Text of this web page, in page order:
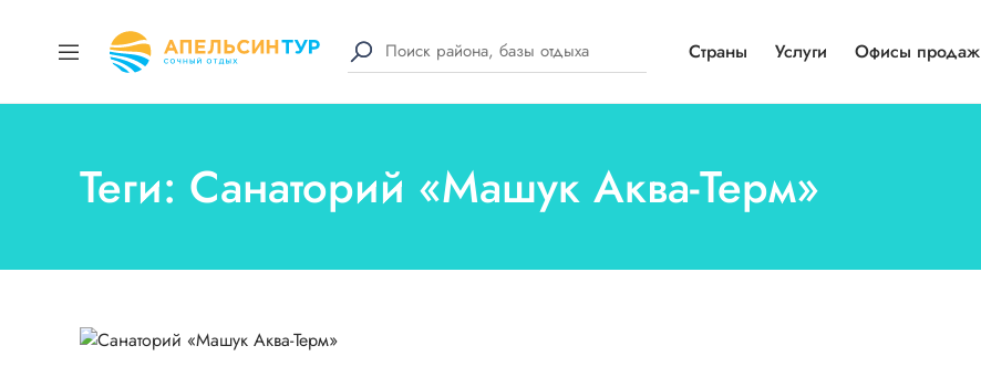
Страны Услуги Офисы продаж
Теги: Санаторий «Машук Аква-Терм»